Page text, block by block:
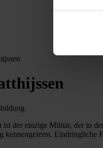
ist der einzige Militär, der in
kennengelernt. Eindringliche